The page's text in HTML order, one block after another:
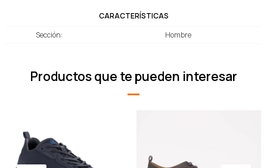
CARACTERÍSTICAS
Sección
Hombre
Productos que te pueden interesar